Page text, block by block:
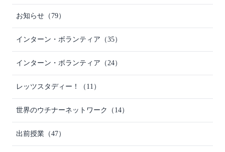
お知らせ （79）
インターン・ボランティア （35）
インターン・ボランティア （24）
レッツスタディー！ （11）
世界のウチナーネットワーク （14）
出前授業 （47）